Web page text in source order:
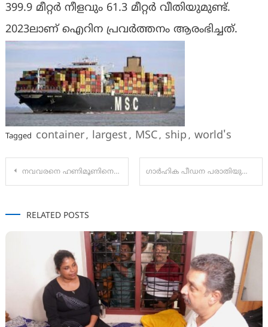
399.9 മീറ്റർ നീളവും 61.3 മീറ്റർ വീതിയുമുണ്ട്.
2023ലാണ് ഐറിന പ്രവർത്തനം ആരംഭിച്ചത്.
Tagged container, largest , MSC, ship , world's
Post
നവവരനെ ഹണിമൂണിനെന്ന് പറഞ്ഞ് മേഘാലയയിൽ കൊണ്ട് പോയി കൊലപ്പെടുത്തി; ഭാര്യയും കാമുകനും പിടിയിൽ ഗാര്‍ഹിക പീഡന പരാതിയുമായി എത്തുന്നവര്‍ക്ക് തുടര്‍പിന്തുണ ഉറപ്പാക്കുന്നതിന് പ്രത്യേക സെല്‍: മന്ത്രി വീണാ ജോര്‍ജ്
RELATED POSTS